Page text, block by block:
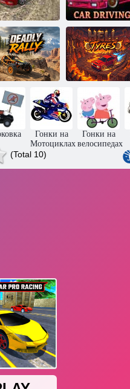
Реальные
трюки на
дрифтующем
автомобиле 3D
Экстремальный
дрифт
автомобиля
Смертоносное
Адские шины
Гонки на
Мотоциклах
Гонки на
велосипедах
(Total 10)